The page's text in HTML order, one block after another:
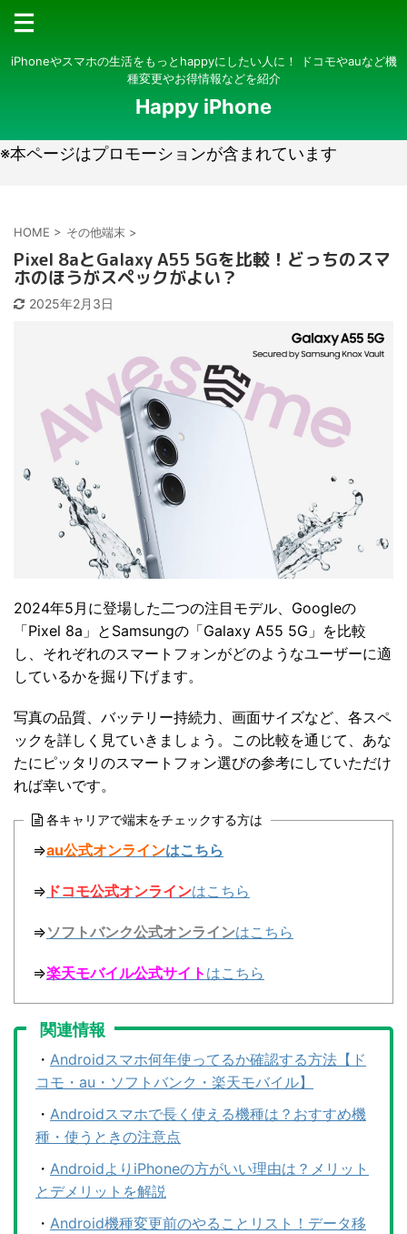
iPhoneやスマホの生活をもっとhappyにしたい人に！ ドコモやauなど機
種変更やお得情報などを紹介
Happy iPhone
※本ページはプロモーションが含まれています
HOME > その他端末 >
Pixel 8aとGalaxy A55 5Gを比較！どっちのスマ
ホのほうがスペックがよい？
2025年2月3日
2024年5月に登場した二つの注目モデル、Googleの
「Pixel 8a」とSamsungの「Galaxy A55 5G」を比較
し、それぞれのスマートフォンがどのようなユーザーに適
しているかを掘り下げます。
写真の品質、バッテリー持続力、画面サイズなど、各スペ
ックを詳しく見ていきましょう。この比較を通じて、あな
たにピッタリのスマートフォン選びの参考にしていただけ
れば幸いです。
各キャリアで端末をチェックする方は
⇒au公式オンラインはこちら
⇒ ドコモ公式オンラインはこちら
⇒ソフトバンク公式オンラインはこちら
⇒楽天モバイル公式サイト はこちら
関連情報
・ Androidスマホ何年使ってるか確認する方法【ド
コモ・au・ソフトバンク・楽天モバイル】
・ Androidスマホで長く使える機種は？おすすめ機
種・使うときの注意点
・ AndroidよりiPhoneの方がいい理由は？メリット
とデメリットを解説
・ Android機種変更前のやることリスト！データ移